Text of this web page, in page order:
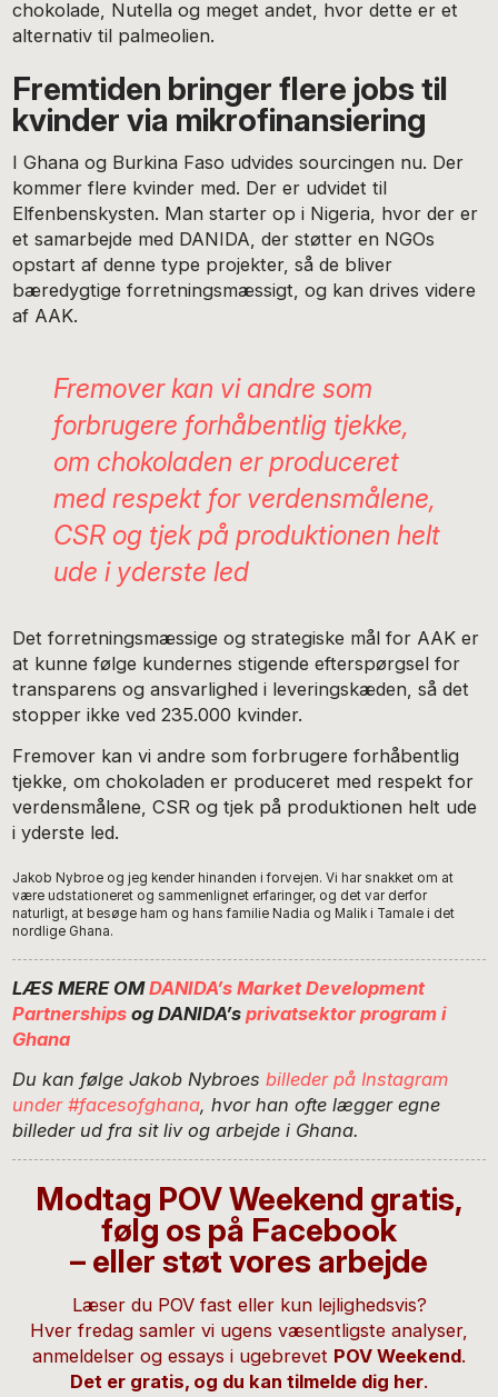
chokolade, Nutella og meget andet, hvor dette er et
alternativ til palmeolien.
Fremtiden bringer flere jobs til
kvinder via mikrofinansiering
I Ghana og Burkina Faso udvides sourcingen nu. Der
kommer flere kvinder med. Der er udvidet til
Elfenbenskysten. Man starter op i Nigeria, hvor der er
et samarbejde med DANIDA, der støtter en NGOs
opstart af denne type projekter, så de bliver
bæredygtige forretningsmæssigt, og kan drives videre
af AAK.
Fremover kan vi andre som
forbrugere forhåbentlig tjekke,
om chokoladen er produceret
med respekt for verdensmålene,
CSR og tjek på produktionen helt
ude i yderste led
Det forretningsmæssige og strategiske mål for AAK er
at kunne følge kundernes stigende efterspørgsel for
transparens og ansvarlighed i leveringskæden, så det
stopper ikke ved 235.000 kvinder.
Fremover kan vi andre som forbrugere forhåbentlig
tjekke, om chokoladen er produceret med respekt for
verdensmålene, CSR og tjek på produktionen helt ude
i yderste led.
Jakob Nybroe og jeg kender hinanden i forvejen. Vi har snakket om at
være udstationeret og sammenlignet erfaringer, og det var derfor
naturligt, at besøge ham og hans familie Nadia og Malik i Tamale i det
nordlige Ghana.
LÆS MERE OMDANIDA’s Market Development
Partnerships og DANIDA’sprivatsektor program i
Ghana
Du kan følge Jakob Nybroesbilleder på Instagram
under #facesofghana, hvor han ofte lægger egne
billeder ud fra sit liv og arbejde i Ghana.
Modtag POV Weekend gratis,
følg os på Facebook
– eller støt vores arbejde
Læser du POV fast eller kun lejlighedsvis?
Hver fredag samler vi ugens væsentligste analyser,
anmeldelser og essays i ugebrevet POV Weekend.
Det er gratis, og du kan tilmelde dig her.